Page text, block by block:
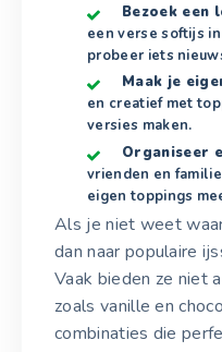
Bezoek een
een verse softijs
probeer iets
Maak je
en creatief met
versies maken.
Organiseer
vrienden en
eigen toppings
Als je niet weet
dan naar populaire
Vaak bieden ze niet
zoals vanille en
combinaties die